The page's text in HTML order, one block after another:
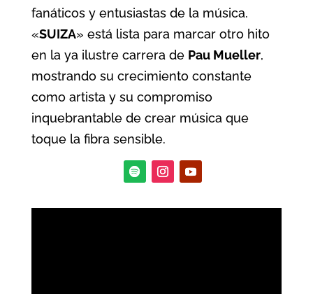
fanáticos y entusiastas de la música.
«SUIZA» está lista para marcar otro hito
en la ya ilustre carrera de Pau Mueller,
mostrando su crecimiento constante
como artista y su compromiso
inquebrantable de crear música que
toque la fibra sensible.